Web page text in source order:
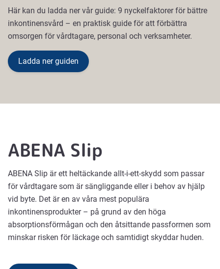
Här kan du ladda ner vår guide: 9 nyckelfaktorer för bättre
inkontinensvård – en praktisk guide för att förbättra
omsorgen för vårdtagare, personal och verksamheter.
Ladda ner guiden
ABENA Slip
ABENA Slip är ett heltäckande allt-i-ett-skydd som passar
för vårdtagare som är sängliggande eller i behov av hjälp
vid byte. Det är en av våra mest populära
inkontinensprodukter – på grund av den höga
absorptionsförmågan och den åtsittande passformen som
minskar risken för läckage och samtidigt skyddar huden.